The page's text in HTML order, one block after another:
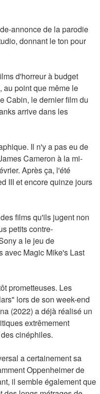
annonce de la parodie
donnant le ton pour
d'horreur à budget
au point que même le
Cabin, le dernier film du
arrive dans les
Il n'y a pas eu de
Cameron à la mi-
Après ça, l'été
III et encore quinze jours
films qu'ils jugent non
petits contre-
a le jeu de
avec Magic Mike's Last
prometteuses. Les
lors de son week-end
(2022) a déjà réalisé un
extrêmement
cinéphiles.
a certainement sa
Oppenheimer de
il semble également que